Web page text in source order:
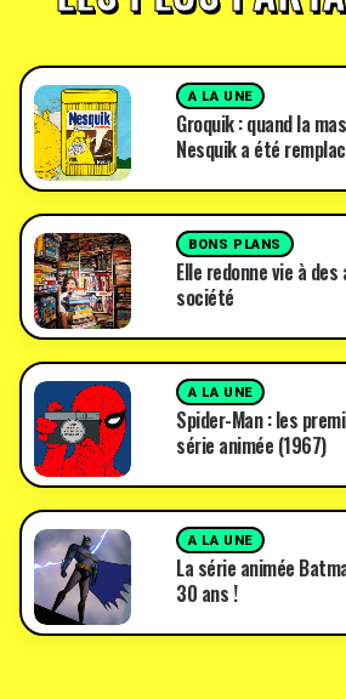
A LA UNE
Groquik : quand la
Nesquik a été
BONS PLANS
Elle redonne vie à
société
A LA UNE
Spider-Man : les
série animée (1967)
A LA UNE
La série animée
30 ans !